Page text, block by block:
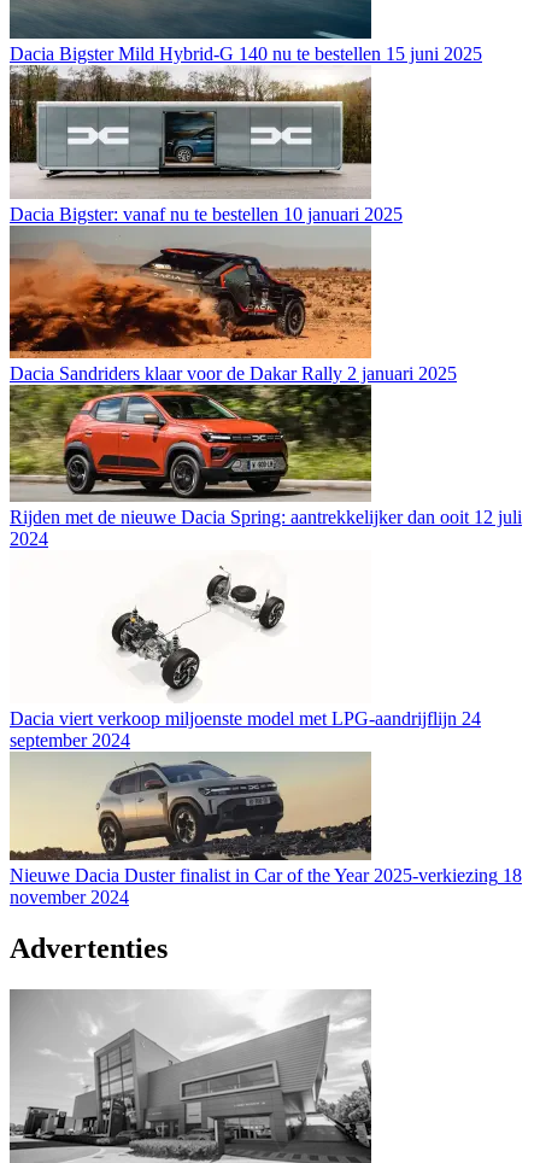
Dacia Bigster Mild Hybrid-G 140 nu te bestellen 15 juni 2025
Dacia Bigster: vanaf nu te bestellen 10 januari 2025
Dacia Sandriders klaar voor de Dakar Rally 2 januari 2025
Rijden met de nieuwe Dacia Spring: aantrekkelijker dan ooit 12 juli
2024
Dacia viert verkoop miljoenste model met LPG-aandrijflijn 24
september 2024
Nieuwe Dacia Duster finalist in Car of the Year 2025-verkiezing 18
november 2024
Advertenties